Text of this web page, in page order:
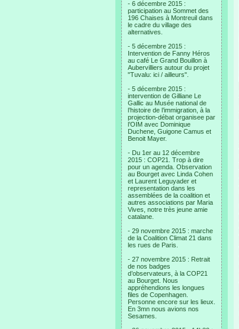
- 6 décembre 2015 :
participation au Sommet des
196 Chaises à Montreuil dans
le cadre du village des
alternatives.
- 5 décembre 2015 :
Intervention de Fanny Héros
au café Le Grand Bouillon à
Aubervilliers autour du projet
"Tuvalu: ici / ailleurs".
- 5 décembre 2015 :
intervention de Gilliane Le
Gallic au Musée national de
l’histoire de l’immigration, à la
projection-débat organisee par
l’OIM avec Dominique
Duchene, Guigone Camus et
Benoit Mayer.
- Du 1er au 12 décembre
2015 : COP21. Trop à dire
pour un agenda. Observation
au Bourget avec Linda Cohen
et Laurent Leguyader et
representation dans les
assemblées de la coalition et
autres associations par Maria
Vives, notre très jeune amie
catalane.
- 29 novembre 2015 : marche
de la Coalition Climat 21 dans
les rues de Paris.
- 27 novembre 2015 : Retrait
de nos badges
d’observateurs, à la COP21
au Bourget. Nous
appréhendions les longues
files de Copenhagen.
Personne encore sur les lieux.
En 3mn nous avions nos
Sesames.